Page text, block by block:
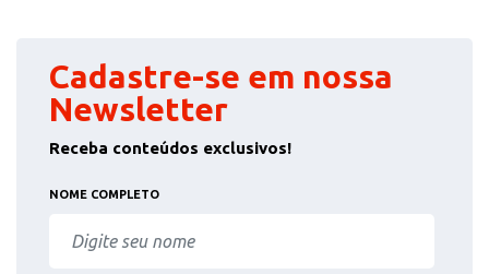
Cadastre-se em nossa
Newsletter
Receba conteúdos exclusivos!
NOME COMPLETO